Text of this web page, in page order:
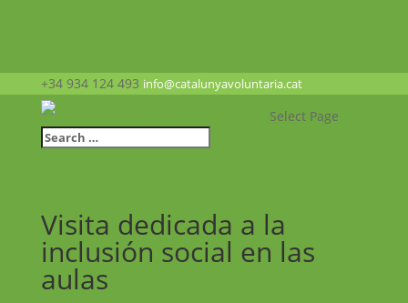
+34 934 124 493 info@catalunyavoluntaria.cat
Select Page
Visita dedicada a la
inclusión social en las
aulas